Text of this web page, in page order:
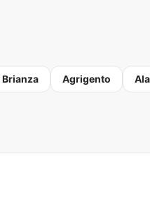
Agrigento Ala